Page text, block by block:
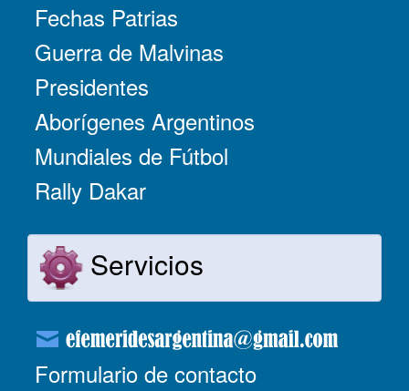
Fechas Patrias
Guerra de Malvinas
Presidentes
Aborígenes Argentinos
Mundiales de Fútbol
Rally Dakar
Servicios
Formulario de contacto